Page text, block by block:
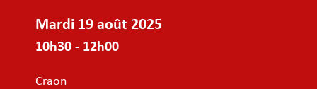
Mardi 19 août 2025
10h30 - 12h00
Craon